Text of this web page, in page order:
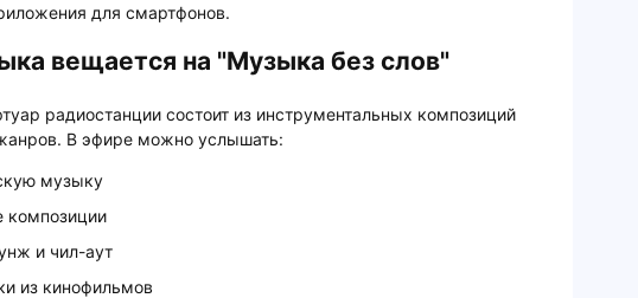
для смартфонов.
вещается на "Музыка без слов"
радиостанции состоит из инструментальных композиций
В эфире можно услышать:
музыку
и чил-аут
из кинофильмов